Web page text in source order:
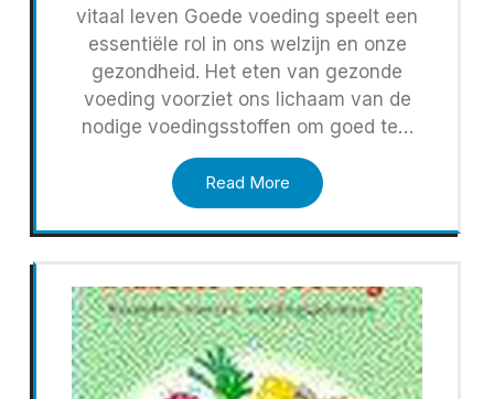
vitaal leven Goede voeding speelt een
essentiële rol in ons welzijn en onze
gezondheid. Het eten van gezonde
voeding voorziet ons lichaam van de
nodige voedingsstoffen om goed te…
Read More